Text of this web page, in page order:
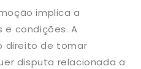
implica a
condições. A
direito de tomar
disputa relacionada a